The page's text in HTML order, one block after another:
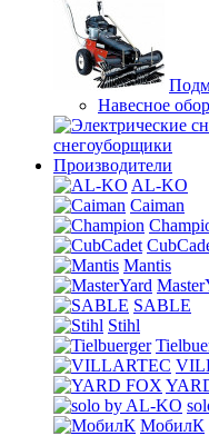
Навесное
снегоуборщики
Производители
AL-KO
Caiman
Mantis
SABLE
Stihl
МобилК